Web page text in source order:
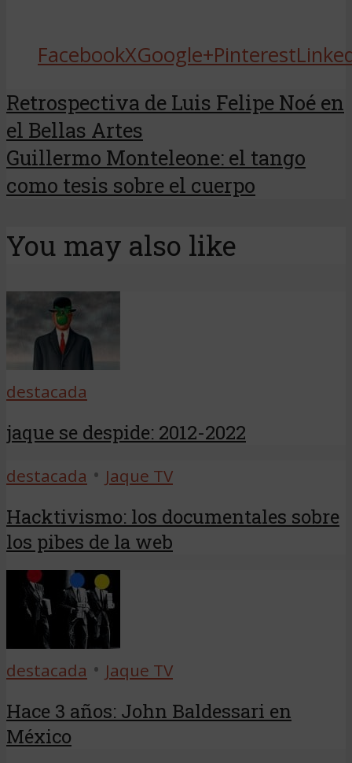
FacebookXGoogle+Pinterest
Retrospectiva de Luis Felipe Noé en
el Bellas Artes
Guillermo Monteleone: el tango
como tesis sobre el cuerpo
You may also like
destacada
jaque se despide: 2012-2022
destacada • Jaque TV
Hacktivismo: los documentales sobre
los pibes de la web
destacada • Jaque TV
Hace 3 años: John Baldessari en
México